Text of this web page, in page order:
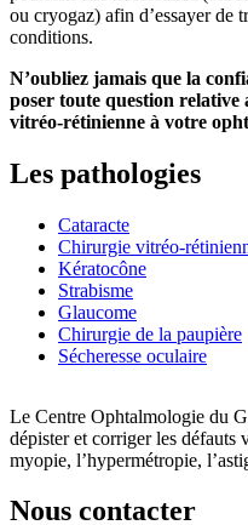
ou cryogaz) afin d’essayer de
conditions.
N’oubliez jamais que la
poser toute question
vitréo-rétinienne à votre
Les pathologies
Cataracte
Chirurgie vitréo-
Kératocône
Strabisme
Glaucome
Chirurgie de la paupière
Sécheresse oculaire
Le Centre Ophtalmologie du
dépister et corriger les défauts
myopie, l’hypermétropie,
Nous contacter